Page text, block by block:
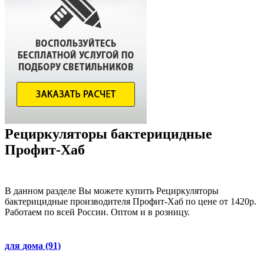
Рециркуляторы бактерицидные
Профит-Хаб
В данном разделе Вы можете купить Рециркуляторы
бактерицидные производителя Профит-Хаб по цене от 1420р.
Работаем по всей России. Оптом и в розницу.
для дома (91)